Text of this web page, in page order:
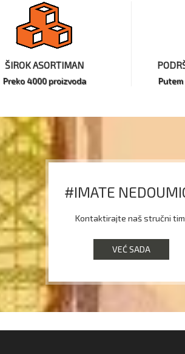
ŠIROK ASORTIMAN
Preko 4000 proizvoda
#IMATE
Kontaktirajte naš stručni
VEĆ SADA